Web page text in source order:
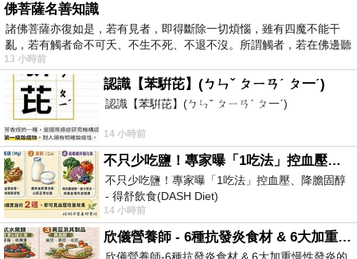
佛菩薩名善知識
諸佛菩薩亦復如是，若有見者，即得斷除一切煩惱，雖有四魔不能干
亂，若有觸者命不可夭、不生不死、不退不沒。所謂觸者，若在佛邊聽
受
13 小時前
認識【苯騈芘】(ㄅㄣˇ ㄆㄧㄢˊ ㄆ一ˊ)
認識【苯騈芘】(ㄅㄣˇ ㄆㄧㄢˊ ㄆ一ˊ)
14 小時前
不只少吃鹽！專家曝「1吃法」控血壓、降膽固醇 - 得舒飲食(DASH Diet)
不只少吃鹽！專家曝「1吃法」控血壓、降膽固醇
- 得舒飲食(DASH Diet)
https://www.facebook.com/dietitiansophia/posts/
14 小時前
欣儀營養師 - 6種抗發炎食材 & 6大加重慢性發炎的飲食習慣